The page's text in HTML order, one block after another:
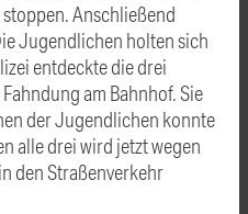
Anschließend
Jugendlichen holten sich
entdeckte die drei
am Bahnhof. Sie
der Jugendlichen konnte
alle drei wird jetzt wegen
den Straßenverkehr